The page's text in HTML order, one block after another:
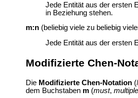
Jede Entität aus der ersten
in Beziehung stehen.
m:n(beliebig viele zu beliebig
Jede Entität aus der ersten
Modifizierte Chen-
Die Modifizierte Chen-Notation(
dem Buchstaben m(must, multiple